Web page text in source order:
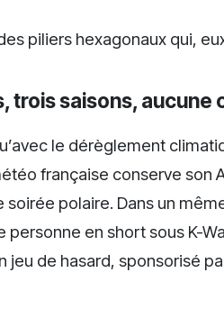
piliers hexagonaux qui,
trois saisons, aucune
le dérèglement
française conserve son
soirée polaire. Dans un
personne en short sous K-
jeu de hasard, sponsorisé